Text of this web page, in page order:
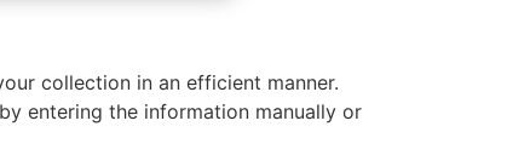
collection in an efficient manner.
entering the information manually or